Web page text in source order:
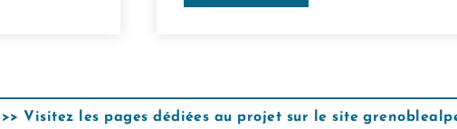
>> Visitez les pages dédiées au projet sur le site